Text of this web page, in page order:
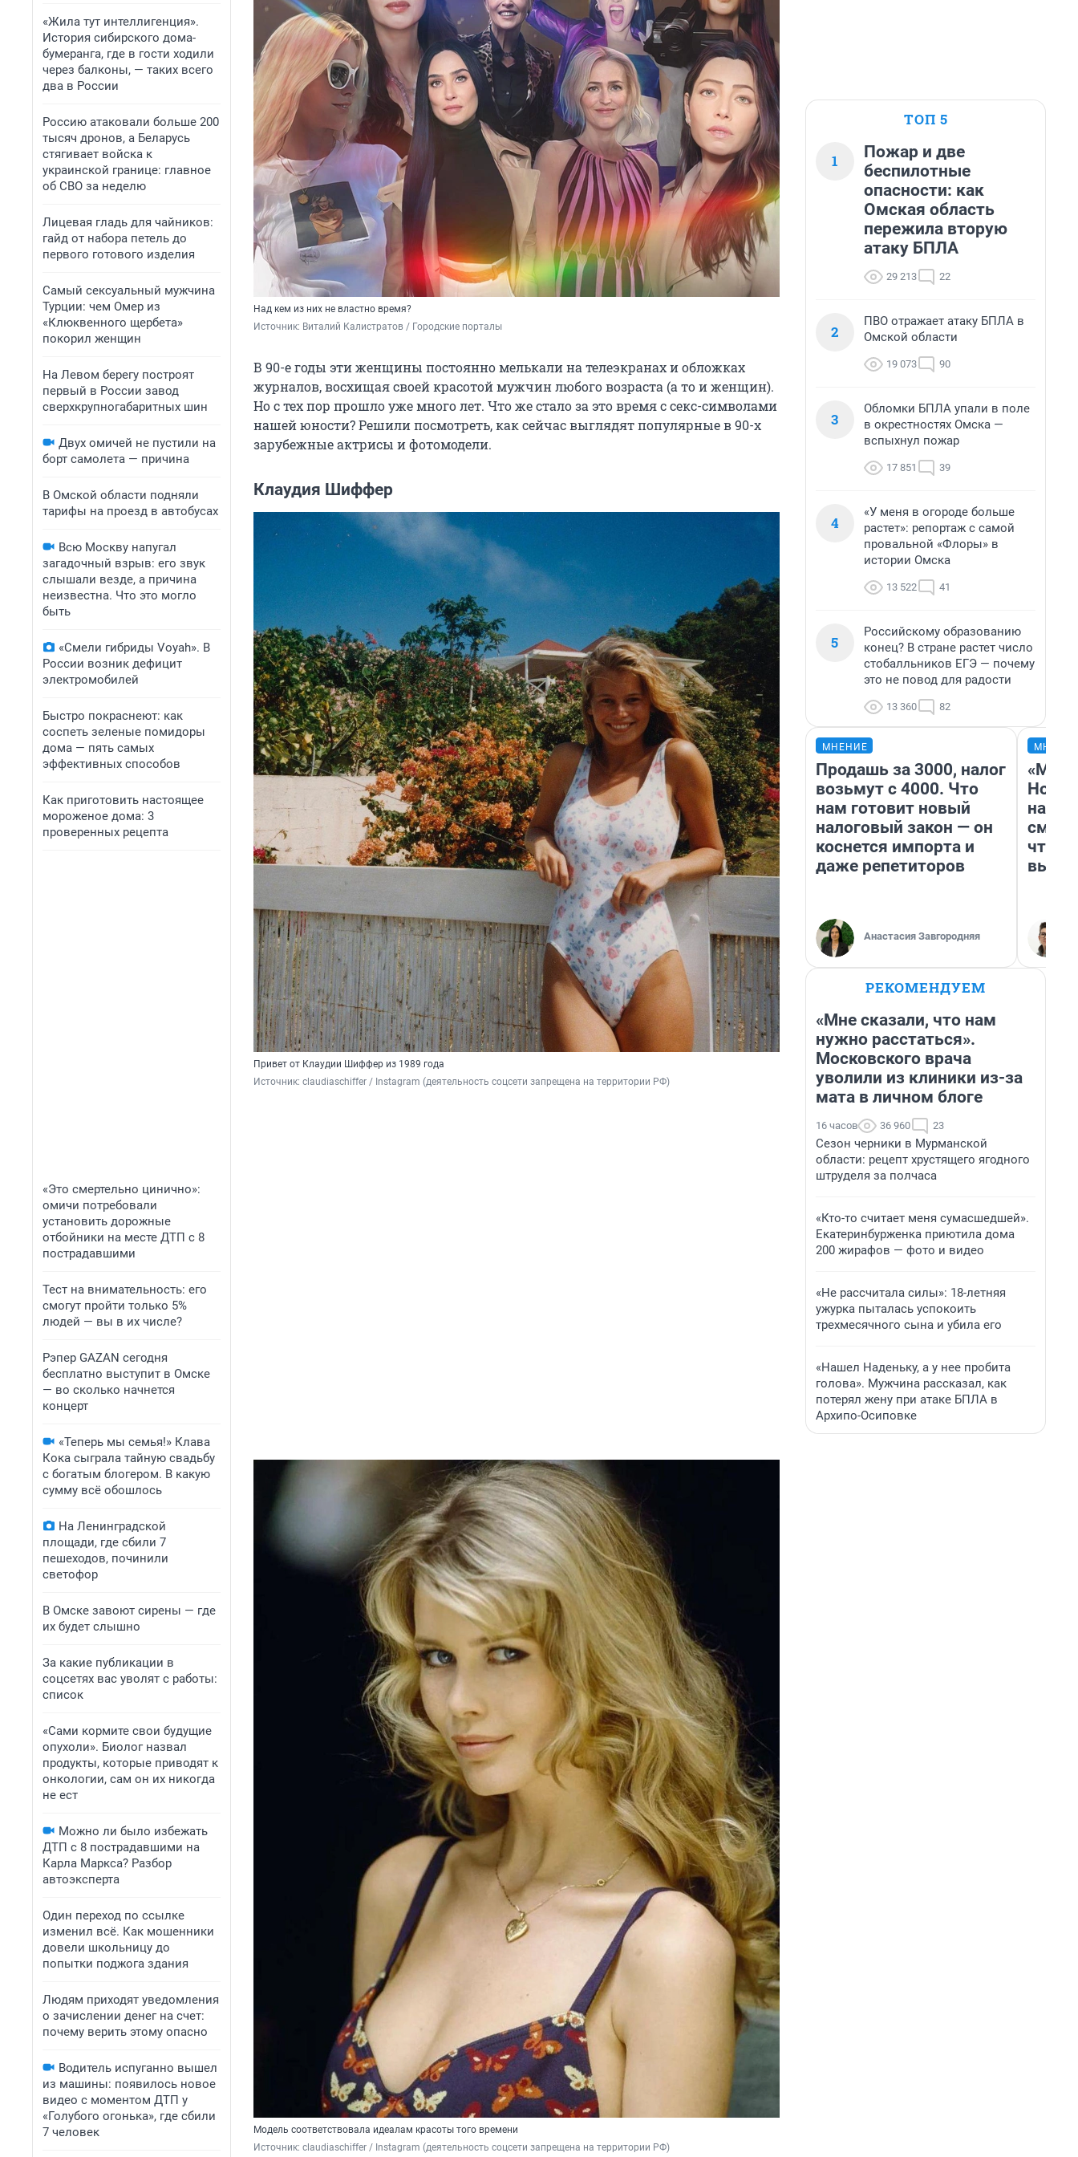
«Жила тут интеллигенция».
История сибирского дома-
бумеранга, где в гости ходили
через балконы, — таких всего
два в России
Россию атаковали больше 200
тысяч дронов, а Беларусь
стягивает войска к
украинской границе: главное
об СВО за неделю
Лицевая гладь для чайников:
гайд от набора петель до
первого готового изделия
Самый сексуальный мужчина
Турции: чем Омер из
«Клюквенного щербета»
покорил женщин
На Левом берегу построят
первый в России завод
сверхкрупногабаритных шин
Двух омичей не пустили на
борт самолета — причина
В Омской области подняли
тарифы на проезд в автобусах
Всю Москву напугал
загадочный взрыв: его звук
слышали везде, а причина
неизвестна. Что это могло
быть
«Смели гибриды Voyah». В
России возник дефицит
электромобилей
Быстро покраснеют: как
соспеть зеленые помидоры
дома — пять самых
эффективных способов
Как приготовить настоящее
мороженое дома: 3
проверенных рецепта
«Это смертельно цинично»:
омичи потребовали
установить дорожные
отбойники на месте ДТП с 8
пострадавшими
Тест на внимательность: его
смогут пройти только 5%
людей — вы в их числе?
Рэпер GAZAN сегодня
бесплатно выступит в Омске
— во сколько начнется
концерт
«Теперь мы семья!» Клава
Кока сыграла тайную свадьбу
с богатым блогером. В какую
сумму всё обошлось
На Ленинградской
площади, где сбили 7
пешеходов, починили
светофор
В Омске завоют сирены — где
их будет слышно
За какие публикации в
соцсетях вас уволят с работы:
список
«Сами кормите свои будущие
опухоли». Биолог назвал
продукты, которые приводят к
онкологии, сам он их никогда
не ест
Можно ли было избежать
ДТП с 8 пострадавшими на
Карла Маркса? Разбор
автоэксперта
Один переход по ссылке
изменил всё. Как мошенники
довели школьницу до
попытки поджога здания
Людям приходят уведомления
о зачислении денег на счет:
почему верить этому опасно
Водитель испуганно вышел
из машины: появилось новое
видео с моментом ДТП у
«Голубого огонька», где сбили
7 человек
Над кем из них не властно время?
Источник: Виталий Калистратов / Городские порталы
В 90-е годы эти женщины постоянно мелькали на телеэкранах и обложках
журналов, восхищая своей красотой мужчин любого возраста (а то и женщин).
Но с тех пор прошло уже много лет. Что же стало за это время с секс-символами
нашей юности? Решили посмотреть, как сейчас выглядят популярные в 90-х
зарубежные актрисы и фотомодели.
Клаудия Шиффер
Привет от Клаудии Шиффер из 1989 года
Источник: claudiaschiffer / Instagram (деятельность соцсети запрещена на территории РФ)
Модель соответствовала идеалам красоты того времени
Источник: claudiaschiffer / Instagram (деятельность соцсети запрещена на территории РФ)
ТОП 5
1
Пожар и две
беспилотные
опасности: как
Омская область
пережила вторую
атаку БПЛА
29 213 22
2
ПВО отражает атаку БПЛА в
Омской области
19 073 90
3
Обломки БПЛА упали в поле
в окрестностях Омска —
вспыхнул пожар
17 851 39
4
«У меня в огороде больше
растет»: репортаж с самой
провальной «Флоры» в
истории Омска
13 522 41
5
Российскому образованию
конец? В стране растет число
стобалльников ЕГЭ — почему
это не повод для радости
13 360 82
МНЕНИЕ
Продашь за 3000, налог
возьмут с 4000. Что
нам готовит новый
налоговый закон — он
коснется импорта и
даже репетиторов
Анастасия Завгородняя
«Мы
РЕКОМЕНДУЕМ
«Мне сказали, что нам
нужно расстаться».
Московского врача
уволили из клиники из-за
мата в личном блоге
16 часов 36 960 23
Сезон черники в Мурманской
области: рецепт хрустящего ягодного
штруделя за полчаса
«Кто-то считает меня сумасшедшей».
Екатеринбурженка приютила дома
200 жирафов — фото и видео
«Не рассчитала силы»: 18-летняя
ужурка пыталась успокоить
трехмесячного сына и убила его
«Нашел Наденьку, а у нее пробита
голова». Мужчина рассказал, как
потерял жену при атаке БПЛА в
Архипо-Осиповке